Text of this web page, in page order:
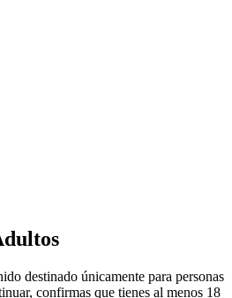
destinado únicamente para personas
confirmas que tienes al menos 18